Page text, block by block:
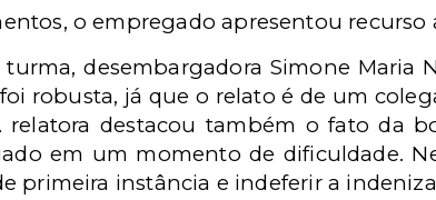
o empregado apresentou recurso
turma, desembargadora Simone Maria
robusta, já que o relato é de um
relatora destacou também o fato da
em um momento de dificuldade.
primeira instância e indeferir a